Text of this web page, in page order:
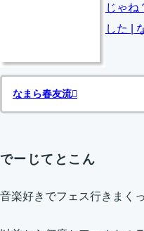
じゃね
した |
なまら春友流
でーじてとこん
音楽好きでフェス行きまく